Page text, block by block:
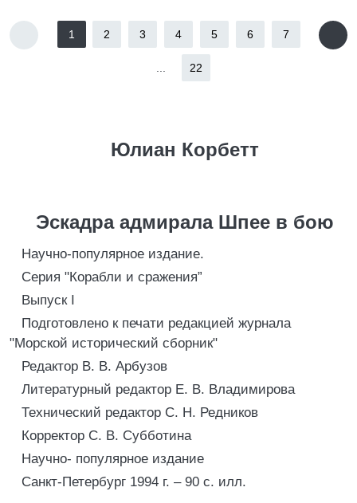
1 2 3 4 5 6 7
22
Юлиан Корбетт
Эскадра адмирала Шпее в бою
Научно-популярное издание.
Серия "Корабли и сражения”
Выпуск I
Подготовлено к печати редакцией журнала
"Морской исторический сборник"
Редактор В. В. Арбузов
Литературный редактор Е. В. Владимирова
Технический редактор С. Н. Редников
Корректор С. В. Субботина
Научно- популярное издание
Санкт-Петербург 1994 г. – 90 с. илл.